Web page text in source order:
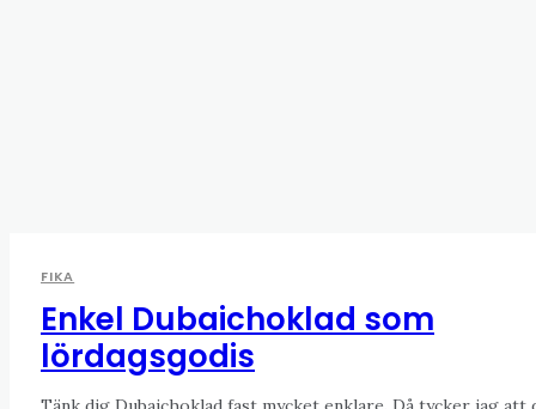
FIKA
Enkel Dubaichoklad som
lördagsgodis